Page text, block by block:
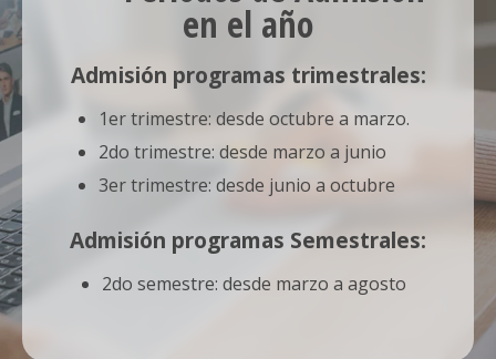
en el año
Admisión programas trimestrales:
1er trimestre: desde octubre a marzo.
2do trimestre: desde marzo a junio
3er trimestre: desde junio a octubre
Admisión programas Semestrales:
2do semestre: desde marzo a agosto